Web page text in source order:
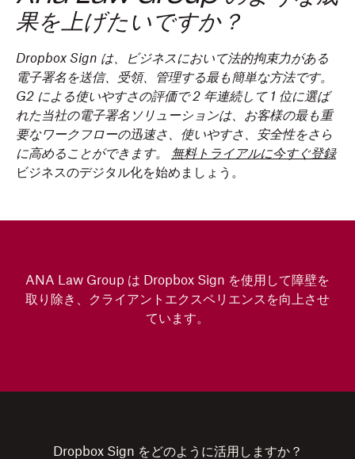
果を上げたいですか？
Dropbox Sign は、ビジネスにおいて法的拘束力がある
電子署名を送信、受領、管理する最も簡単な方法です。
G2 による使いやすさの評価で 2 年連続して 1 位に選ば
れた当社の電子署名ソリューションは、お客様の最も重
要なワークフローの迅速さ、使いやすさ、安全性をさら
に高めることができます。 無料トライアルに今すぐ登録
ビジネスのデジタル化を始めましょう。
ANA Law Group は Dropbox Sign を使用して障壁を
取り除き、クライアントエクスペリエンスを向上させ
ています。
Dropbox Sign をどのように活用しますか？